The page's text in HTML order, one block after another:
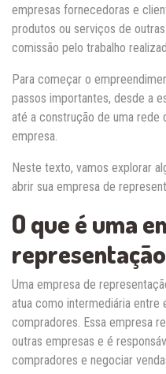
empresas fornecedoras e
produtos ou serviços de
comissão pelo trabalho
Para começar o
passos importantes, desde a
até a construção de uma
empresa.
Neste texto, vamos explorar
abrir sua empresa de
O que é uma
Uma empresa de
atua como intermediária
compradores. Essa empresa
outras empresas e é
compradores e negociar